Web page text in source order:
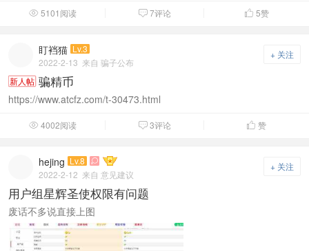
 5101阅读  7评论  5赞
+ 关注
盯裆猫 Lv.3
2022-2-13 来自 骗子公布
新人帖 骗精币
https://www.atcfz.com/t-30473.html
 4002阅读  3评论  赞
+ 关注
hejing Lv.8 
2022-2-12 来自 意见建议
用户组星辉圣使权限有问题
废话不多说直接上图